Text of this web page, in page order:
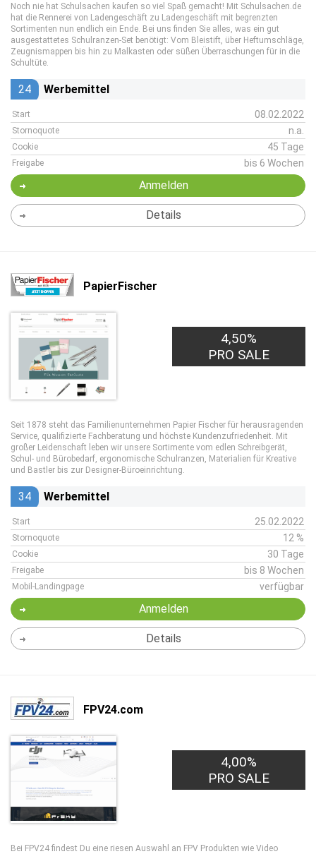
Noch nie hat Schulsachen kaufen so viel Spaß gemacht! Mit Schulsachen.de
hat die Rennerei von Ladengeschäft zu Ladengeschäft mit begrenzten
Sortimenten nun endlich ein Ende. Bei uns finden Sie alles, was ein gut
ausgestattetes Schulranzen-Set benötigt: Vom Bleistift, über Heftumschläge,
Zeugnismappen bis hin zu Malkasten oder süßen Überraschungen für in die
Schultüte.
24 Werbemittel
Start 08.02.2022
Stornoquote n.a.
Cookie 45 Tage
Freigabe bis 6 Wochen
Anmelden
Details
PapierFischer
4,50%
PRO SALE
Seit 1878 steht das Familienunternehmen Papier Fischer für herausragenden
Service, qualifizierte Fachberatung und höchste Kundenzufriedenheit. Mit
großer Leidenschaft leben wir unsere Sortimente vom edlen Schreibgerät,
Schul- und Bürobedarf, ergonomische Schulranzen, Materialien für Kreative
und Bastler bis zur Designer-Büroeinrichtung.
34 Werbemittel
Start 25.02.2022
Stornoquote 12 %
Cookie 30 Tage
Freigabe bis 8 Wochen
Mobil-Landingpage verfügbar
Anmelden
Details
FPV24.com
4,00%
PRO SALE
Bei FPV24 findest Du eine riesen Auswahl an FPV Produkten wie Video